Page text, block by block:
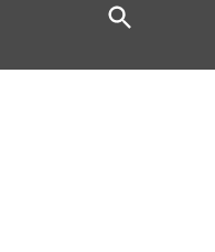
Open
Search